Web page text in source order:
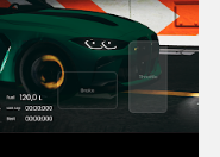
Para
IOS